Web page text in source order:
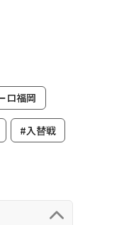
ロ福岡
#入替戦